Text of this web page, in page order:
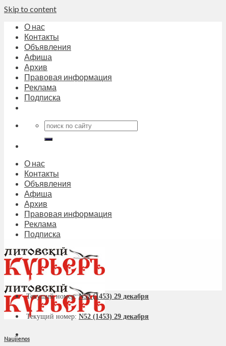
Skip to content
О нас
Контакты
Объявления
Афиша
Архив
Правовая информация
Реклама
Подписка
О нас
Контакты
Объявления
Афиша
Архив
Правовая информация
Реклама
Подписка
Текущий номер:N52 (1453) 29 декабря
Текущий номер: N52 (1453) 29 декабря
Naujienos